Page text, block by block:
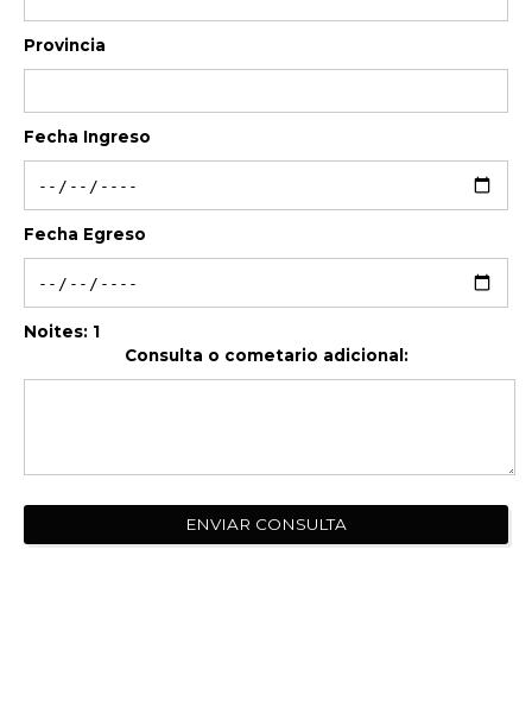
Provincia
Fecha Ingreso
Fecha Egreso
Noites: 1
Consulta o cometario adicional:
ENVIAR CONSULTA